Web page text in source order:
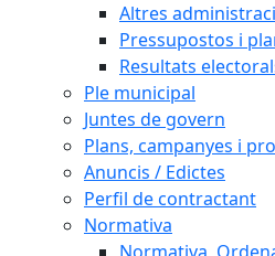
Altres
Pressupostos i
Resultats
Ple municipal
Juntes de govern
Plans, campanyes i
Anuncis / Edictes
Perfil de contractant
Normativa